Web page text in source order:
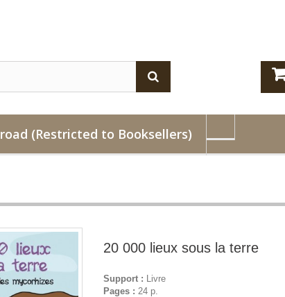
(Restricted to Booksellers)
20 000 lieux sous la terre
Support : Livre
Pages : 24 p.